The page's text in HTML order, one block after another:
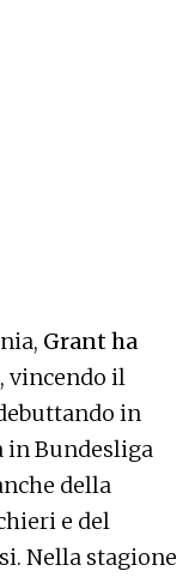
Grant ha
, vincendo il
in
in Bundesliga
della
e del
Nella stagione